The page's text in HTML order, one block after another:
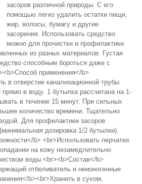
засоров различной природы. С его
помощью легко удалить остатки пищи,
жир, волосы, бумагу и другие
засорения. Использовать средство
можно для прочистки и профилактики
из разных материалов. Густая
способным бороться даже с
применения</b>
в отверстие канализационной трубы
в воду. 1 бутылка рассчитана на 1-
в течение 15 минут. При сильных
количество времени. Тщательно
Для профилактики засоров
дозировка 1/2 бутылки).
b> <br>Использовать перчатки.
на кожу незамедлительно
воды.<br><b>Состав</b>
отбеливатель и неионогенные
b><br>Хранить в сухом,